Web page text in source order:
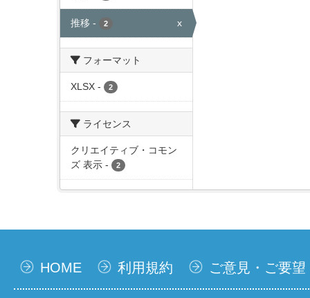
推移 - 2 x
フォーマット
XLSX - 2
ライセンス
クリエイティブ・コモン
ズ 表示 - 2
HOME 利用規約 ご意見・ご要望